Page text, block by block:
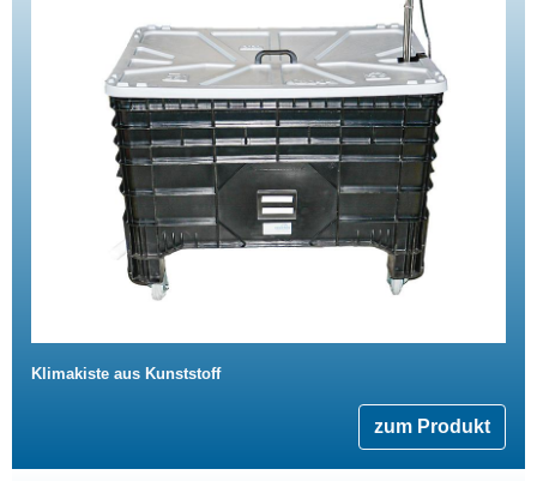
Klimakiste aus Kunststoff
zum Produkt